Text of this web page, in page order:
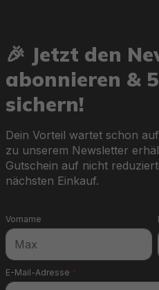
🎉 Jetzt den
abonnieren &
sichern!
Dein Vorteil wartet schon
zu unserem Newsletter
Gutschein auf nicht
nächsten Einkauf.
E-Mail-Adresse *
Vorname